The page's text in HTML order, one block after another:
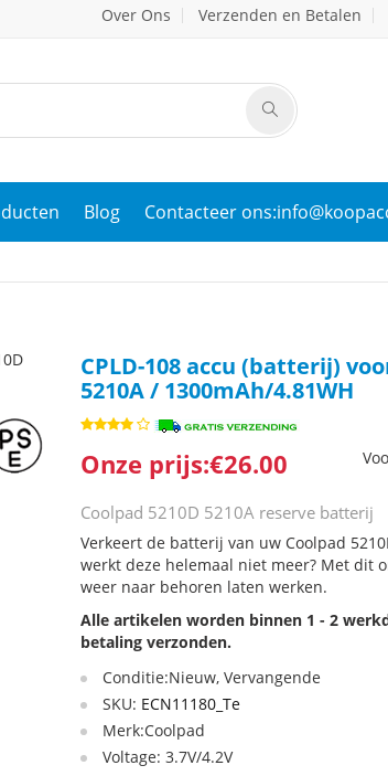
Over Ons Verzenden en Betalen
Blog Contacteer
CPLD-108 accu (batterij)
5210A / 1300mAh/4.81WH
Onze prijs:€26.00
Coolpad 5210D 5210A reserve batterij
Verkeert de batterij van uw Coolpad
werkt deze helemaal niet meer? Met dit
weer naar behoren laten werken.
Alle artikelen worden binnen 1 - 2
betaling verzonden.
Conditie:Nieuw, Vervangende
SKU: ECN11180_Te
Merk:Coolpad
Voltage: 3.7V/4.2V